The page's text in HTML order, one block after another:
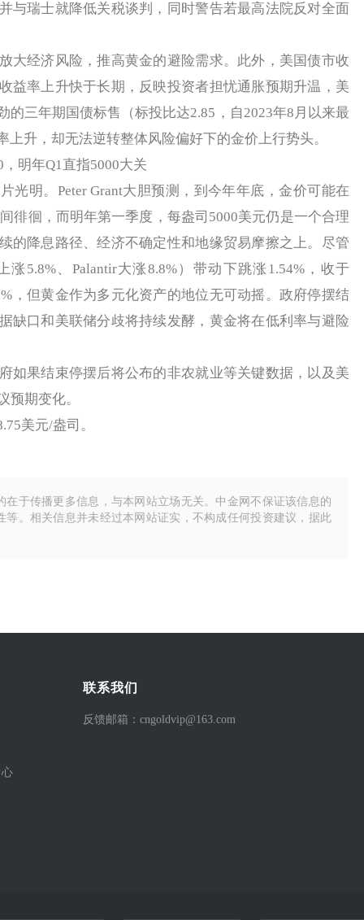
与瑞士就降低关税谈判，同时警告若最高法院反对全面
经济风险，推高黄金的避险需求。此外，美国债市收
益率上升快于长期，反映投资者担忧通胀预期升温，美
的三年期国债标售（标投比达2.85，自2023年8月以来最
升，却无法逆转整体风险偏好下的金价上行势头。
年Q1直指5000大关
明。Peter Grant大胆预测，到今年年底，金价可能在
徘徊，而明年第一季度，每盎司5000美元仍是一个合理
的降息路径、经济不确定性和地缘贸易摩擦之上。尽管
5.8%、Palantir大涨8.8%）带动下跳涨1.54%，收于
，但黄金作为多元化资产的地位无可动摇。政府停摆结
缺口和美联储分歧将持续发酵，黄金将在低利率与避险
果结束停摆后将公布的非农就业等关键数据，以及美
预期变化。
美元/盎司。
在于传播更多信息，与本网站立场无关。中金网不保证该信息的
等。相关信息并未经过本网站证实，不构成任何投资建议，据此
联系我们
反馈邮箱：cngoldvip@163.com